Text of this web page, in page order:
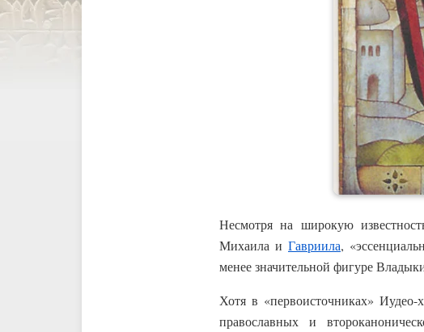
Несмотря на широкую
Михаила и Гавриила,
менее значительной фигуре
Хотя в «первоисточниках»
православных и